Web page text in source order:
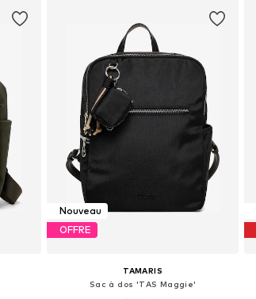
Nouveau
OFFRE
TAMARIS
Sac à dos 'TAS Maggie'